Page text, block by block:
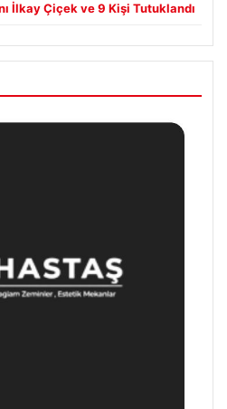
İlkay Çiçek ve 9 Kişi Tutuklandı